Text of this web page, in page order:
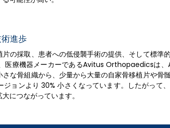
進歩
の採取、患者への低侵襲手術の提供、そして標準
医療機器メーカーであるAvitus Orthopaedics
な骨組織から、少量から大量の自家骨移植片や骨
ョンより 30% 小さくなっています。したがって
につながっています。